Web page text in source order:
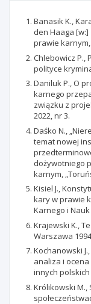
Banasik K.,
den Haaga
prawie karnym,
Chlebowicz P.,
polityce
Daniluk P., O
karnego
związku z
2022, nr 3.
Daśko N.,
temat nowej
dożywotniego
karnym,
Kisiel J.,
kary w prawie
Karnego i Nauk
Krajewski K.,
Warszawa
Kochanowski
analiza i ocena
innych
Królikowski